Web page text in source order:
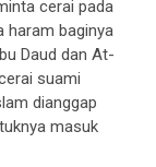
cerai pada
haram baginya
Daud dan At-
suami
dianggap
masuk